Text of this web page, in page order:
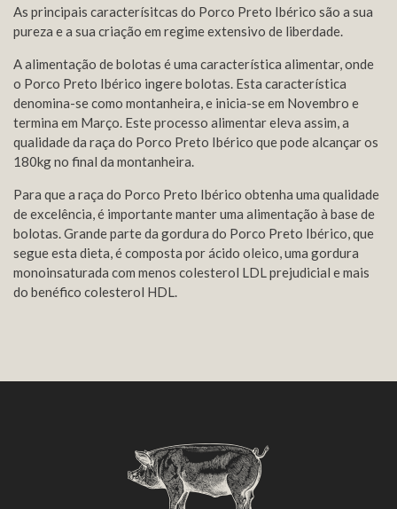
As principais caracterísitcas do Porco Preto Ibérico são a sua
pureza e a sua criação em regime extensivo de liberdade.
A alimentação de bolotas é uma característica alimentar, onde
o Porco Preto Ibérico ingere bolotas. Esta característica
denomina-se como montanheira, e inicia-se em Novembro e
termina em Março. Este processo alimentar eleva assim, a
qualidade da raça do Porco Preto Ibérico que pode alcançar os
180kg no final da montanheira.
Para que a raça do Porco Preto Ibérico obtenha uma qualidade
de excelência, é importante manter uma alimentação à base de
bolotas. Grande parte da gordura do Porco Preto Ibérico, que
segue esta dieta, é composta por ácido oleico, uma gordura
monoinsaturada com menos colesterol LDL prejudicial e mais
do benéfico colesterol HDL.